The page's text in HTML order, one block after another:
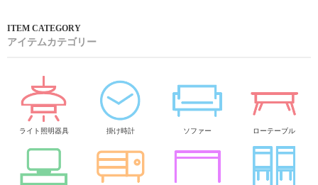
アイテムカテゴリー
ライト照明器具 掛け時計 ソファー ローテーブル